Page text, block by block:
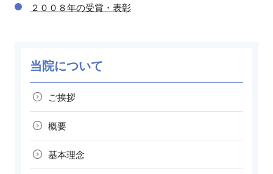
２００８年の受賞・表彰
当院について
ご挨拶
概要
基本理念